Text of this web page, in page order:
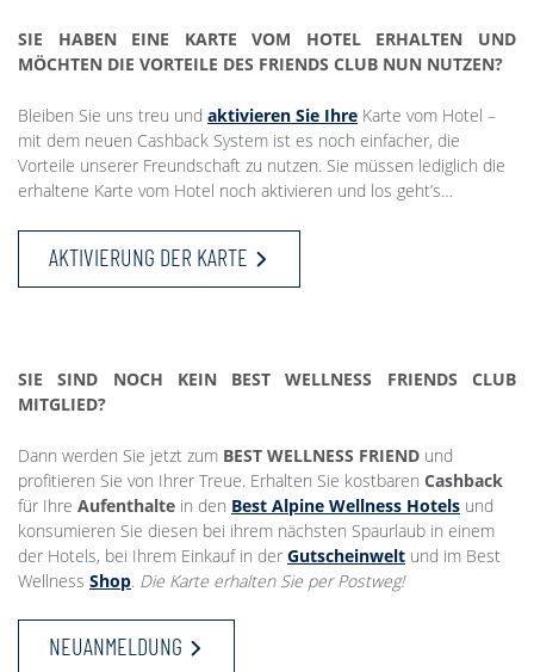
SIE HABEN EINE KARTE VOM HOTEL ERHALTEN UND
MÖCHTEN DIE VORTEILE DES FRIENDS CLUB NUN NUTZEN?
Bleiben Sie uns treu und aktivieren Sie Ihre Karte vom Hotel –
mit dem neuen Cashback System ist es noch einfacher, die
Vorteile unserer Freundschaft zu nutzen. Sie müssen lediglich die
erhaltene Karte vom Hotel noch aktivieren und los geht’s…
AKTIVIERUNG DER KARTE
SIE SIND NOCH KEIN BEST WELLNESS FRIENDS CLUB
MITGLIED?
Dann werden Sie jetzt zum BEST WELLNESS FRIEND und
profitieren Sie von Ihrer Treue. Erhalten Sie kostbaren Cashback
für Ihre Aufenthalte in den Best Alpine Wellness Hotels und
konsumieren Sie diesen bei ihrem nächsten Spaurlaub in einem
der Hotels, bei Ihrem Einkauf in der Gutscheinwelt und im Best
Wellness Shop. Die Karte erhalten Sie per Postweg!
NEUANMELDUNG